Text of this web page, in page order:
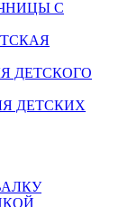
С
ДЕТСКОГО
ДЕТСКИХ